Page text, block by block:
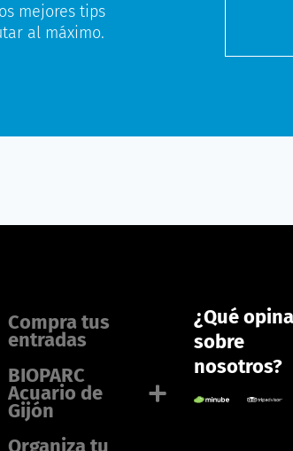
mejores tips
al máximo.
Compra tus
entradas
BIOPARC
Acuario de
Gijón
¿Qué
sobre
nosotros?